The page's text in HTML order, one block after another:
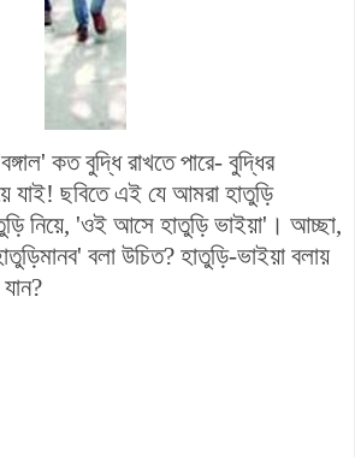
কত বুদ্ধি রাখতে পারে- বুদ্ধির
যাই! ছবিতে এই যে আমরা হাতুড়ি
নিয়ে, 'ওই আসে হাতুড়ি ভাইয়া'। আচ্ছা,
বলা উচিত? হাতুড়ি-ভাইয়া বলায়